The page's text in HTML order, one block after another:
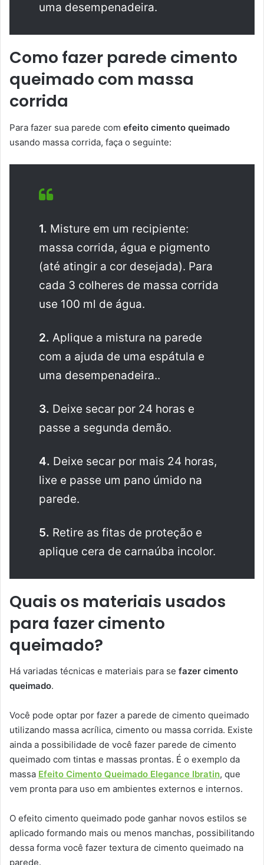
uma desempenadeira.
Como fazer parede cimento
queimado com massa
corrida
Para fazer sua parede com efeito cimento queimado
usando massa corrida, faça o seguinte:
1. Misture em um recipiente:
massa corrida, água e pigmento
(até atingir a cor desejada). Para
cada 3 colheres de massa corrida
use 100 ml de água.
2. Aplique a mistura na parede
com a ajuda de uma espátula e
uma desempenadeira..
3. Deixe secar por 24 horas e
passe a segunda demão.
4. Deixe secar por mais 24 horas,
lixe e passe um pano úmido na
parede.
5. Retire as fitas de proteção e
aplique cera de carnaúba incolor.
Quais os materiais usados
para fazer cimento
queimado?
Há variadas técnicas e materiais para se fazer cimento
queimado.
Você pode optar por fazer a parede de cimento queimado
utilizando massa acrílica, cimento ou massa corrida. Existe
ainda a possibilidade de você fazer parede de cimento
queimado com tintas e massas prontas. É o exemplo da
massa Efeito Cimento Queimado Elegance Ibratin, que
vem pronta para uso em ambientes externos e internos.
O efeito cimento queimado pode ganhar novos estilos se
aplicado formando mais ou menos manchas, possibilitando
dessa forma você fazer textura de cimento queimado na
parede.